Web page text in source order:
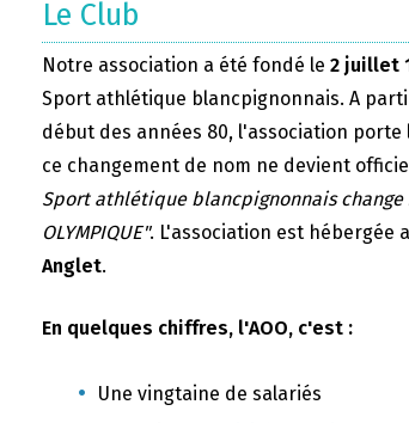
Le Club
Notre association a été fondé le 2 juillet
Sport athlétique blancpignonnais. A
début des années 80, l'association
ce changement de nom ne devient
Sport athlétique blancpignonnais change
OLYMPIQUE". L'association est hébergée
Anglet.
En quelques chiffres, l'AOO, c'est :
Une vingtaine de salariés